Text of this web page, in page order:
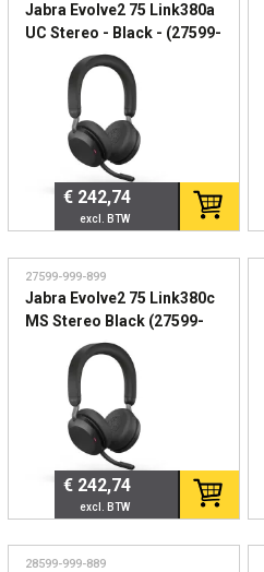
Jabra Evolve2 75 Link380a
UC Stereo - Black - (27599-
989-899) Draadloze ANC
headset voor
professioneel gebruik
€ 242,74
27599-999-899
Jabra Evolve2 75 Link380c
MS Stereo Black (27599-
999-899) - Draadloze ANC
Headset voor Microsoft
Teams
€ 242,74
28599-999-889